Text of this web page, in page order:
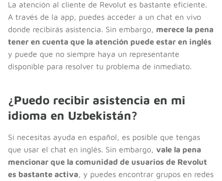
La atención al cliente de Revolut es bastante eficiente.
A través de la app, puedes acceder a un chat en vivo
donde recibirás asistencia. Sin embargo, merece la pena
tener en cuenta que la atención puede estar en inglés
y puede que no siempre haya un representante
disponible para resolver tu problema de inmediato.
¿Puedo recibir asistencia en mi
idioma en Uzbekistán?
Si necesitas ayuda en español, es posible que tengas
que usar el chat en inglés. Sin embargo, vale la pena
mencionar que la comunidad de usuarios de Revolut
es bastante activa, y puedes encontrar grupos en redes